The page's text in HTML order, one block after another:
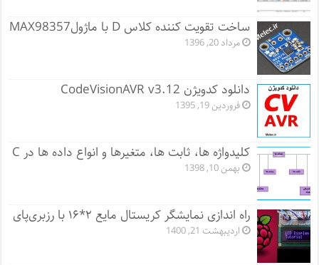
ساخت تقویت کننده کلاس D با ماژولMAX98357
مرداد 20, 1396
دانلود کدویژن CodeVisionAVR v3.12
فروردین 19, 1395
کلیدواژه ها، ثابت ها، متغیرها و انواع داده ها در C
بهمن 10, 1398
راه اندازی نمایشگر کریستال مایع ۲*۱۶ با رزبری‌پای
اردیبهشت 21, 1400